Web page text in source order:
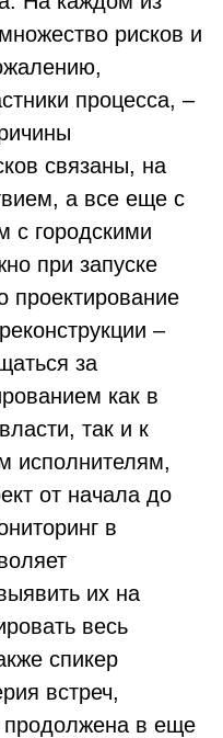
рисков и
процесса, –
связаны, на
а все еще с
с городскими
при запуске
проектирование
–
за
как в
так и к
исполнителям,
от начала до
в
их на
весь
спикер
встреч,
продолжена в еще